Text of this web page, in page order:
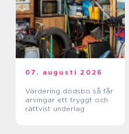
07. augusti 2026
Värdering dödsbo så får
arvingar ett tryggt och
rättvist underlag